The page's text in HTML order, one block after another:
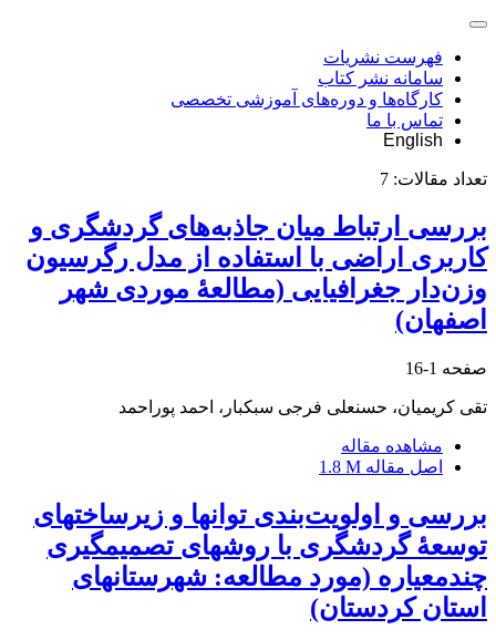
فهرست نشریات
سامانه نشر کتاب
کارگاه‌ها و دوره‌های آموزشی تخصصی
تماس با ما
English
تعداد مقالات: 7
بررسی ارتباط میان جاذبه‌های گردشگری و
کاربری اراضی با استفاده از مدل رگرسیون
وزن‌دار جغرافیایی (مطالعۀ موردی شهر
اصفهان)
صفحه 1-16
تقی کریمیان، حسنعلی فرجی سبکبار، احمد پوراحمد
مشاهده مقاله
اصل مقاله 1.8 M
بررسی و اولویت‌بندی توان‏ها و زیرساخت‏های
توسعۀ گردشگری با روش‏های تصمیم‏گیری
چند‏معیاره (مورد مطالعه: شهرستان‏های
استان کردستان)